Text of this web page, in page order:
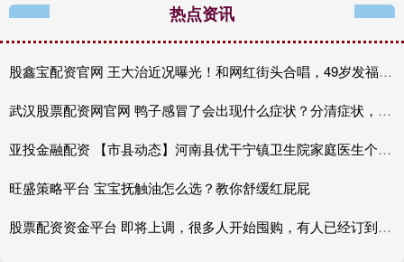
热点资讯
股鑫宝配资官网 王大治近况曝光！和网红街头合唱，49岁发福变胖，和以前判若两人
武汉股票配资网官网 鸭子感冒了会出现什么症状？分清症状，早治早好
亚投金融配资 【市县动态】河南县优干宁镇卫生院家庭医生个性化签约，全方位康养
旺盛策略平台 宝宝抚触油怎么选？教你舒缓红屁屁
股票配资资金平台 即将上调，很多人开始囤购，有人已经订到12月，“能买的都买了”